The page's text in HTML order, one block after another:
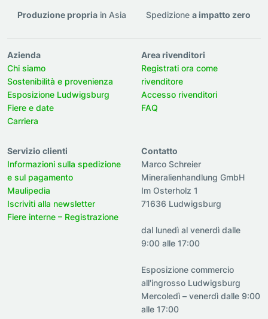
Produzione propriain Asia Spedizionea impatto zero
Azienda
Chi siamo
Sostenibilità e provenienza
Esposizione Ludwigsburg
Fiere e date
Carriera
Area rivenditori
Registrati ora come
rivenditore
Accesso rivenditori
FAQ
Servizio clienti
Informazioni sulla spedizione
e sul pagamento
Maulipedia
Iscriviti alla newsletter
Fiere interne – Registrazione
Contatto
Marco Schreier
Mineralienhandlung GmbH
Im Osterholz 1
71636 Ludwigsburg
dal lunedì al venerdì dalle
9:00 alle 17:00
Esposizione commercio
all'ingrosso Ludwigsburg
Mercoledì – venerdì dalle 9:00
alle 17:00